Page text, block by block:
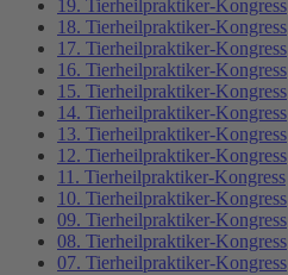
19. Tierheilpraktiker-Kongress
18. Tierheilpraktiker-Kongress
17. Tierheilpraktiker-Kongress
16. Tierheilpraktiker-Kongress
15. Tierheilpraktiker-Kongress
14. Tierheilpraktiker-Kongress
13. Tierheilpraktiker-Kongress
12. Tierheilpraktiker-Kongress
11. Tierheilpraktiker-Kongress
10. Tierheilpraktiker-Kongress
09. Tierheilpraktiker-Kongress
08. Tierheilpraktiker-Kongress
07. Tierheilpraktiker-Kongress